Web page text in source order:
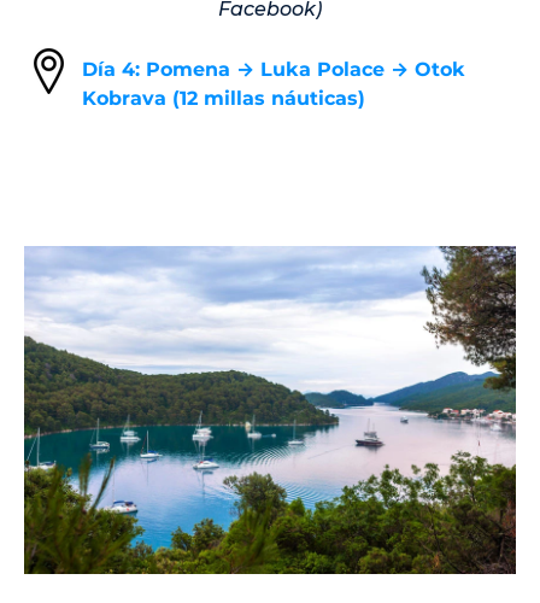
Facebook)
Día 4: Pomena → Luka Polace → Otok
Kobrava (12 millas náuticas)